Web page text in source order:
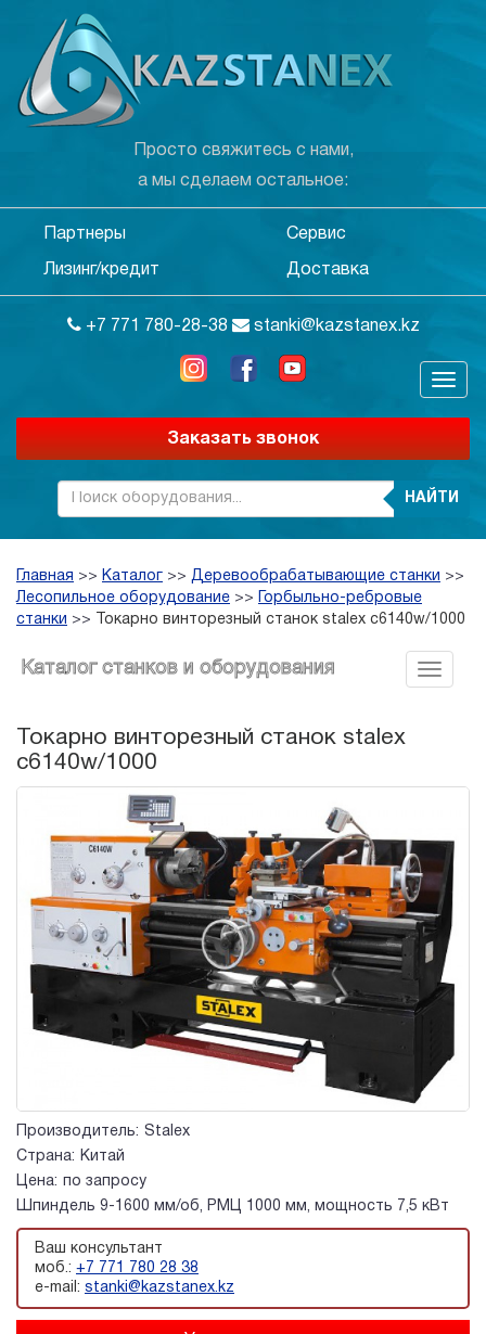
Просто свяжитесь с нами,
а мы сделаем остальное:
Партнеры Сервис
Лизинг/кредит Доставка
+7 771 780-28-38 stanki@kazstanex.kz
Заказать звонок
НАЙТИ
Главная >> Каталог >> Деревообрабатывающие станки >>
Лесопильное оборудование >>
Горбыльно-ребровые
станки >> Токарно винторезный станок stalex c6140w/1000
Каталог станков и оборудования
Токарно винторезный станок stalex
c6140w/1000
Производитель: Stalex
Страна:
Китай
Цена:
по запросу
Шпиндель 9-1600 мм/об, РМЦ 1000 мм, мощность 7,5 кВт
Ваш консультант
моб.: +7 771 780 28 38
e-mail: stanki@kazstanex.kz